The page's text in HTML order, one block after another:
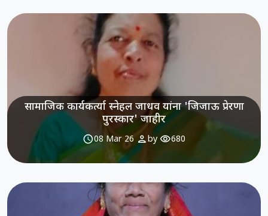
सामाजिक कार्यकर्त्या स्नेहल जाधव यांना 'जिजाऊ प्रेरणा
पुरस्कार' जाहीर
schedule08 Mar 26 personby visibility680